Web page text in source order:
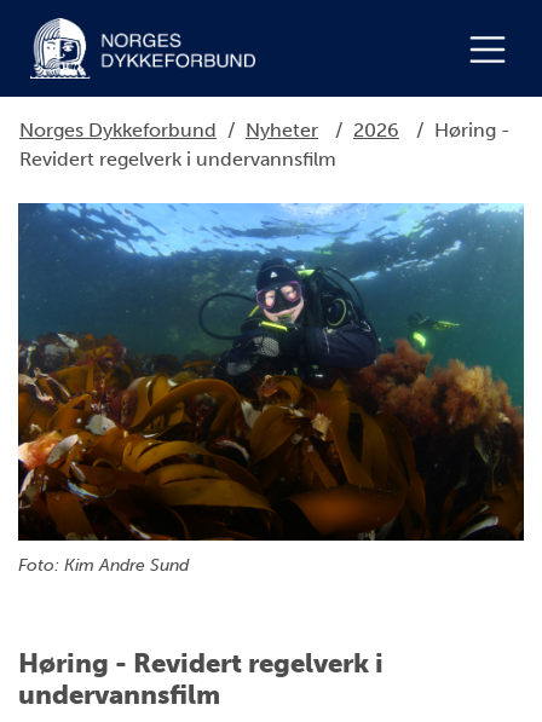
Norges Dykkeforbund / Nyheter / 2026 / Høring -
Revidert regelverk i undervannsfilm
Foto: Kim Andre Sund
Høring - Revidert regelverk i
undervannsfilm